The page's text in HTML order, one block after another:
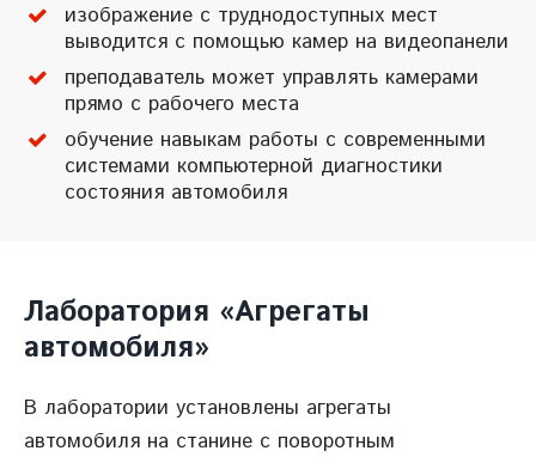
изображение с труднодоступных мест
выводится с помощью камер на видеопанели
преподаватель может управлять камерами
прямо с рабочего места
обучение навыкам работы с современными
системами компьютерной диагностики
состояния автомобиля
Лаборатория «Агрегаты
автомобиля»
В лаборатории установлены агрегаты
автомобиля на станине с поворотным